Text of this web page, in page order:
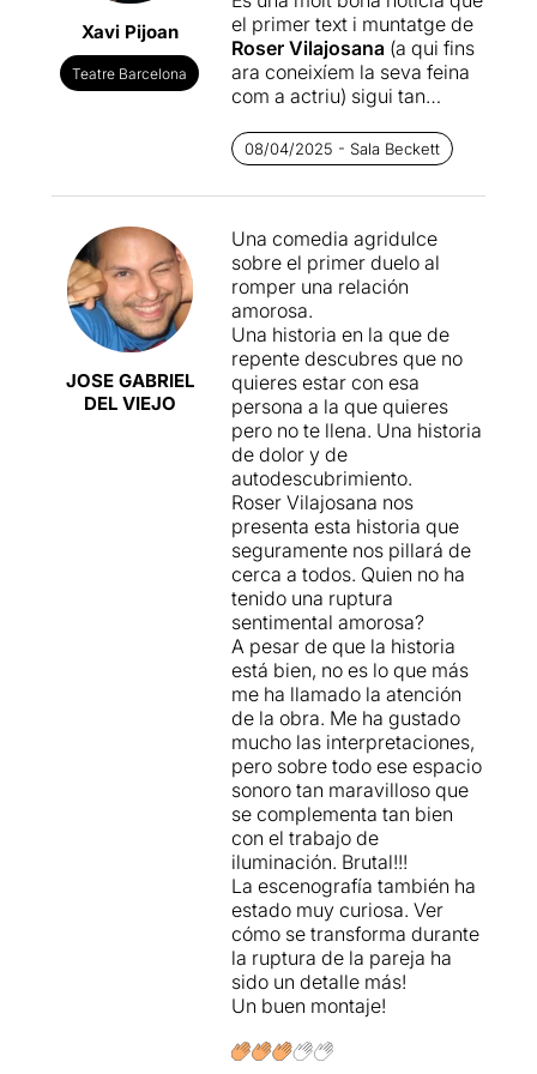
Xavi Pijoan
Teatre Barcelona
el primer text i muntatge de
Roser Vilajosana (a qui fins
ara coneixíem la seva feina
com a actriu) sigui tan
Fontanaque podem veure a
la Beckett. És important que
cada generació es pregunti
de parella, les separacions,
l’enamorament… Vilajosana
presenta uns personatges
que han assumit uns clixés i
uns comportaments, sovint
estereotipats. Uns
personatges que han
interioritzat maneres de fer
pròpies dels models que les
sèries o el cinema ha
transmès amb força
efectivitat.
Així doncs, la parella
protagonista (Artur
Busquetsi la pròpia
Vilajosana) d’L3 Fontana
fàcilment identificable en la
quotidianitat de cadascun
dels espectadors com als
mil·lennials que tots
coneixem, tan
autoconscients de sí
mateixos (sé que és una
generalització), que s’han fet
seus uns tòpics i que han
tret conclusions abans que
els passin les coses. El
tercer personatge,
interpretat perPatrícia
Bargalló, és un encert
narratiu, que encén la
guspira del conflicte de
dubtes. Acaba essent el
08/04/2025 - Sala Beckett
JOSE GABRIEL
DEL VIEJO
Una comedia agridulce
sobre el primer duelo al
romper una relación
amorosa.
Una historia en la que de
repente descubres que no
quieres estar con esa
persona a la que quieres
pero no te llena. Una historia
de dolor y de
autodescubrimiento.
Roser Vilajosana nos
presenta esta historia que
seguramente nos pillará de
cerca a todos. Quien no ha
tenido una ruptura
sentimental amorosa?
A pesar de que la historia
está bien, no es lo que más
me ha llamado la atención
de la obra. Me ha gustado
mucho las interpretaciones,
pero sobre todo ese espacio
sonoro tan maravilloso que
se complementa tan bien
con el trabajo de
iluminación. Brutal!!!
La escenografía también ha
estado muy curiosa. Ver
cómo se transforma durante
la ruptura de la pareja ha
sido un detalle más!
Un buen montaje!